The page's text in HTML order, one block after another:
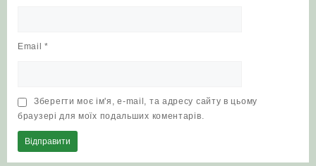
Email*
Зберегти моє ім'я, e-mail, та адресу сайту в цьому
браузері для моїх подальших коментарів.